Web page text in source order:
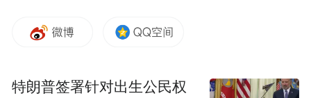
特朗普签署针对出生公民权